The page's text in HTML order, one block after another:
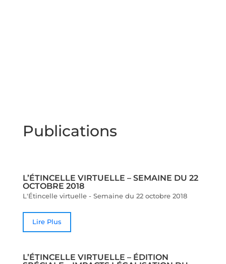
Publications
L’ÉTINCELLE VIRTUELLE – SEMAINE DU 22
OCTOBRE 2018
L'Étincelle virtuelle - Semaine du 22 octobre 2018
Lire Plus
L’ÉTINCELLE VIRTUELLE – ÉDITION